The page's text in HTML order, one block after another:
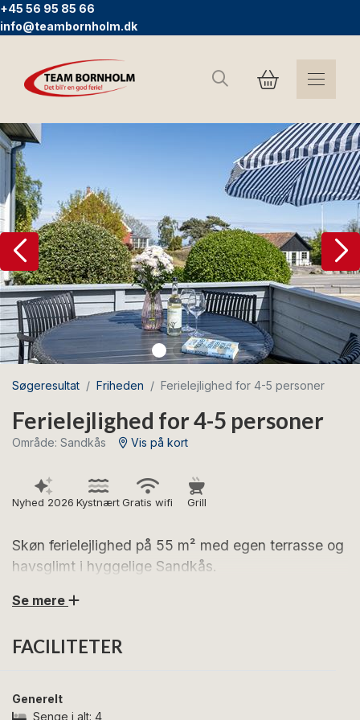
+45 56 95 85 66
info@teambornholm.dk
Søg
Søgeresultat Friheden Ferielejlighed for 4-5 personer
Ferielejlighed for 4-5 personer
Område: Sandkås Vis på kort
Nyhed 2026 KystnærtGratis wifi Grill
Skøn ferielejlighed på 55 m² med egen terrasse og
havsglimt i hyggelige Sandkås.
Glæd jer til en dejlig ferie i denne lyse og moderne
Sandkås på Nordbornholm. Her bor I tæt på den
ikoniske seværdigheder som Hammershus, Opalsøen
Se mere
FACILITETER
Generelt
Senge i alt: 4